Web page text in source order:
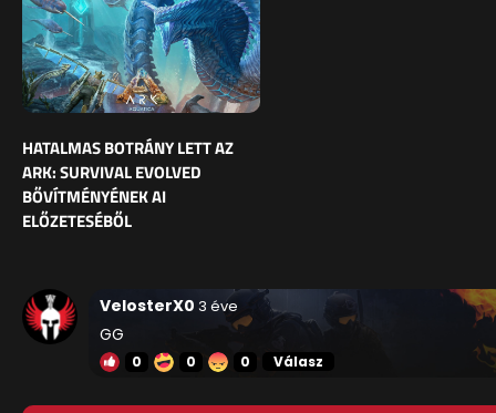
HATALMAS BOTRÁNY LETT AZ
ARK: SURVIVAL EVOLVED
BŐVÍTMÉNYÉNEK AI
ELŐZETESÉBŐL
VelosterX0 3 éve
GG
0 0 0 Válasz